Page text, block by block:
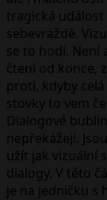
tragická událost
sebevraždě.
se to hodí. Není
čtení od konce,
proti, kdyby
stovky to vem
Dialogové
nepřekážejí.
užít jak vizuální
dialogy. V této
je na jedničku s